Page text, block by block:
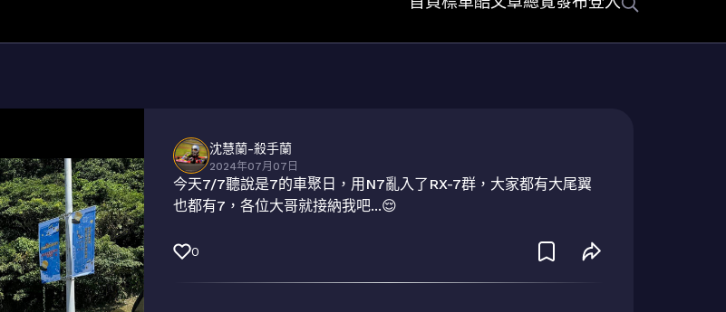
沈慧蘭-殺手蘭
2024年07月07日
今天7/7聽說是7的車聚日，用N7亂入了RX-7群，大家都有大尾翼
也都有7，各位大哥就接納我吧...😌
0